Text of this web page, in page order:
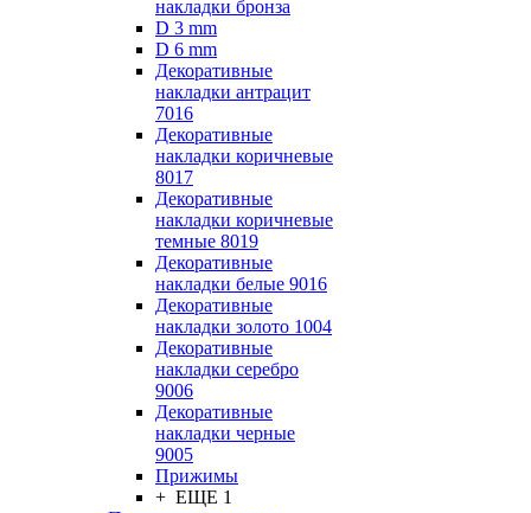
накладки бронза
D 3 mm
D 6 mm
Декоративные
накладки антрацит
7016
Декоративные
накладки коричневые
8017
Декоративные
накладки коричневые
темные 8019
Декоративные
накладки белые 9016
Декоративные
накладки золото 1004
Декоративные
накладки серебро
9006
Декоративные
накладки черные
9005
Прижимы
+ ЕЩЕ 1